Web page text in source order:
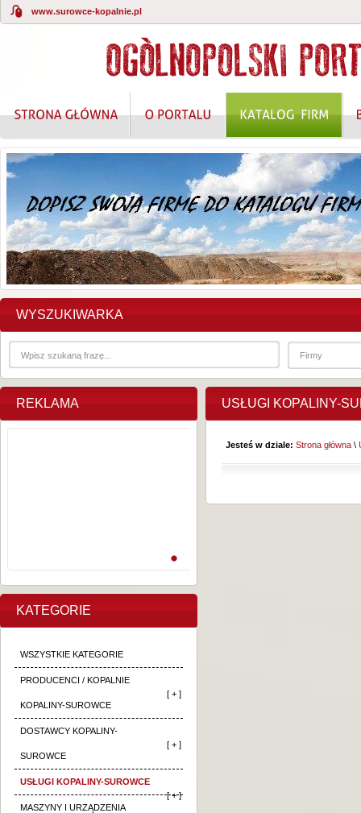
www.surowce-kopalnie.pl
WYSZUKIWARKA
REKLAMA
KATEGORIE
WSZYSTKIE KATEGORIE
PRODUCENCI / KOPALNIE
KOPALINY-SUROWCE
[ + ]
DOSTAWCY KOPALINY-
SUROWCE
[ + ]
USŁUGI KOPALINY-SUROWCE
[ + ]
MASZYNY I URZĄDZENIA
USŁUGI KOPALINY-
Jesteś w dziale: Strona główna \